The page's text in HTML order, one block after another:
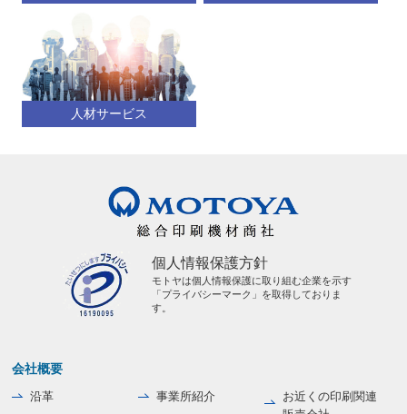
人材サービス
個人情報保護方針
モトヤは個人情報保護に取り組む企業を示す
「プライバシーマーク」を取得しておりま
す。
会社概要
沿革 事業所紹介
お近くの印刷関連